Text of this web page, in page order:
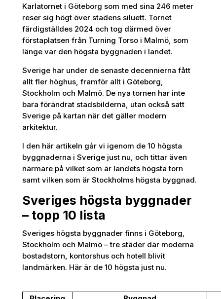
Karlatornet i Göteborg som med sina 246 meter
reser sig högt över stadens siluett. Tornet
färdigställdes 2024 och tog därmed över
förstaplatsen från Turning Torso i Malmö, som
länge var den högsta byggnaden i landet.
Sverige har under de senaste decennierna fått
allt fler höghus, framför allt i Göteborg,
Stockholm och Malmö. De nya tornen har inte
bara förändrat stadsbilderna, utan också satt
Sverige på kartan när det gäller modern
arkitektur.
I den här artikeln går vi igenom de 10 högsta
byggnaderna i Sverige just nu, och tittar även
närmare på vilket som är landets högsta torn
samt vilken som är Stockholms högsta byggnad.
Sveriges högsta byggnader
– topp 10 lista
Sveriges högsta byggnader finns i Göteborg,
Stockholm och Malmö – tre städer där moderna
bostadstorn, kontorshus och hotell blivit
landmärken. Här är de 10 högsta just nu.